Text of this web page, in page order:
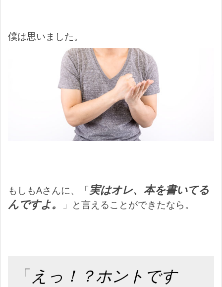
僕は思いました。
もしもAさんに、「実はオレ、本を書いてる
んですよ。
」と言えることができたなら。
「 えっ！？ホントです